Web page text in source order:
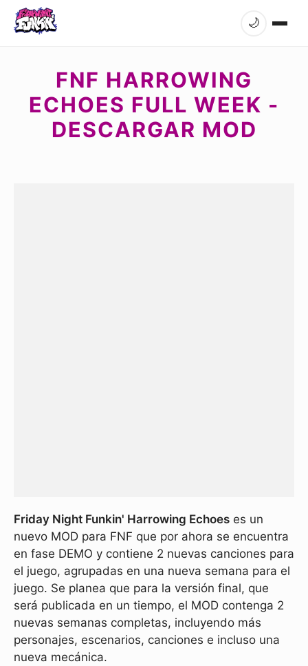
🌙
FNF HARROWING
ECHOES FULL WEEK -
DESCARGAR MOD
Friday Night Funkin' Harrowing Echoes es un
nuevo MOD para FNF que por ahora se encuentra
en fase DEMO y contiene 2 nuevas canciones para
el juego, agrupadas en una nueva semana para el
juego. Se planea que para la versión final, que
será publicada en un tiempo, el MOD contenga 2
nuevas semanas completas, incluyendo más
personajes, escenarios, canciones e incluso una
nueva mecánica.